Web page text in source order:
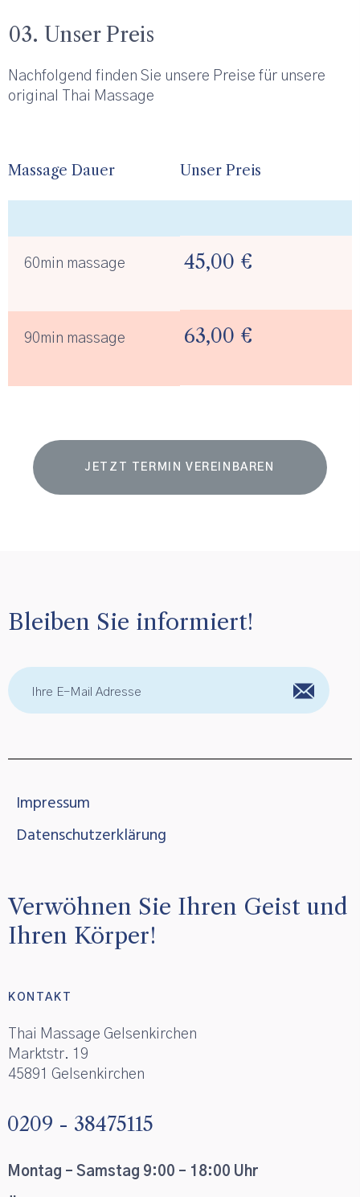
03. Unser Preis
Nachfolgend finden Sie unsere Preise für unsere
original Thai Massage
Massage Dauer
60min massage
90min massage
Unser Preis
45,00 €
63,00 €
JETZT TERMIN VEREINBAREN
Bleiben Sie informiert!
Impressum
Datenschutzerklärung
Verwöhnen Sie Ihren Geist und
Ihren Körper!
KONTAKT
Thai Massage Gelsenkirchen
Marktstr. 19
45891 Gelsenkirchen
0209 - 38475115
Montag – Samstag 9:00 – 18:00 Uhr